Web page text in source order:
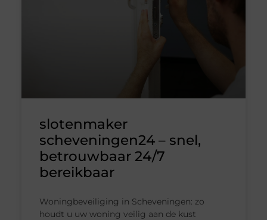
slotenmaker
scheveningen24 – snel,
betrouwbaar 24/7
bereikbaar
Woningbeveiliging in Scheveningen: zo
houdt u uw woning veilig aan de kust